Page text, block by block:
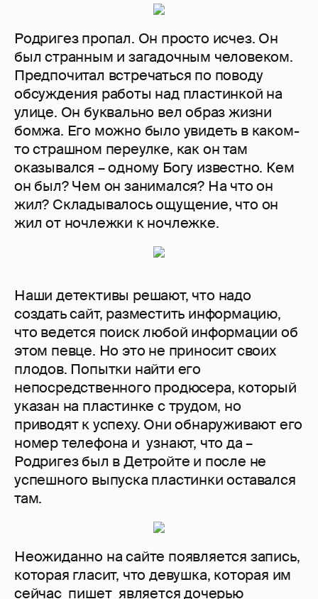
Родригез пропал. Он просто исчез. Он
был странным и загадочным человеком.
Предпочитал встречаться по поводу
обсуждения работы над пластинкой на
улице. Он буквально вел образ жизни
бомжа. Его можно было увидеть в каком-
то страшном переулке, как он там
оказывался – одному Богу известно. Кем
он был? Чем он занимался? На что он
жил? Складывалось ощущение, что он
жил от ночлежки к ночлежке.
Наши детективы решают, что надо
создать сайт, разместить информацию,
что ведется поиск любой информации об
этом певце. Но это не приносит своих
плодов. Попытки найти его
непосредственного продюсера, который
указан на пластинке с трудом, но
приводят к успеху. Они обнаруживают его
номер телефона и узнают, что да –
Родригез был в Детройте и после не
успешного выпуска пластинки оставался
там.
Неожиданно на сайте появляется запись,
которая гласит, что девушка, которая им
сейчас пишет является дочерью